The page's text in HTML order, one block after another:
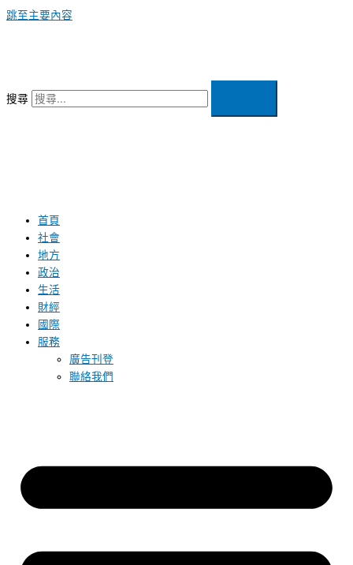
跳至主要內容
搜尋
首頁
社會
地方
政治
生活
財經
國際
服務
廣告刊登
聯絡我們